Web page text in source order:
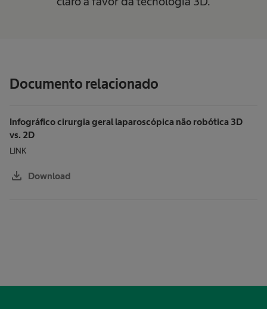
Documento relacionado
Infográfico cirurgia geral laparoscópica não robótica 3D
vs. 2D
LINK
download Download